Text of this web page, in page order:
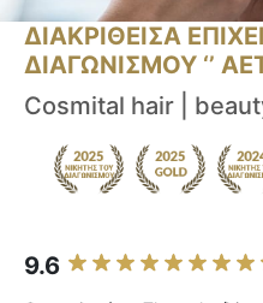
ΔΙΑΚΡΙΘΕΙΣΑ
ΔΙΑΓΩΝΙΣΜΟΥ ‘’
Cosmital hair |
9.6